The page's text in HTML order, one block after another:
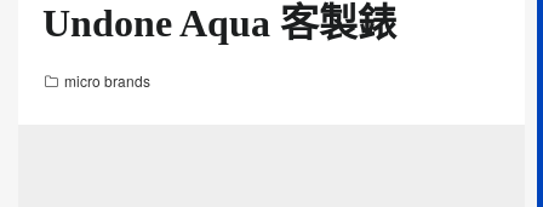
Undone Aqua 客製錶
micro brands